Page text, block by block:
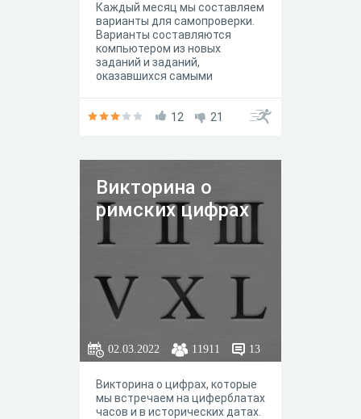
Каждый месяц мы составляем
варианты для самопроверки.
Варианты составляются
компьютером из новых
заданий и заданий,
оказавшихся самыми
окончании работы система
и выставит оценку.Чтобы
тренироваться
по определённым темам,
вы можете составить вариант
заданий по конкретным
типового варианта
используйте кнопки справа.
12 21
Викторина о
римских цифрах
02.03.2022 11911 13
Викторина о цифрах, которые
мы встречаем на циферблатах
часов и в исторических датах.